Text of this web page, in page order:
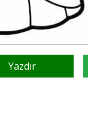
Yazdır